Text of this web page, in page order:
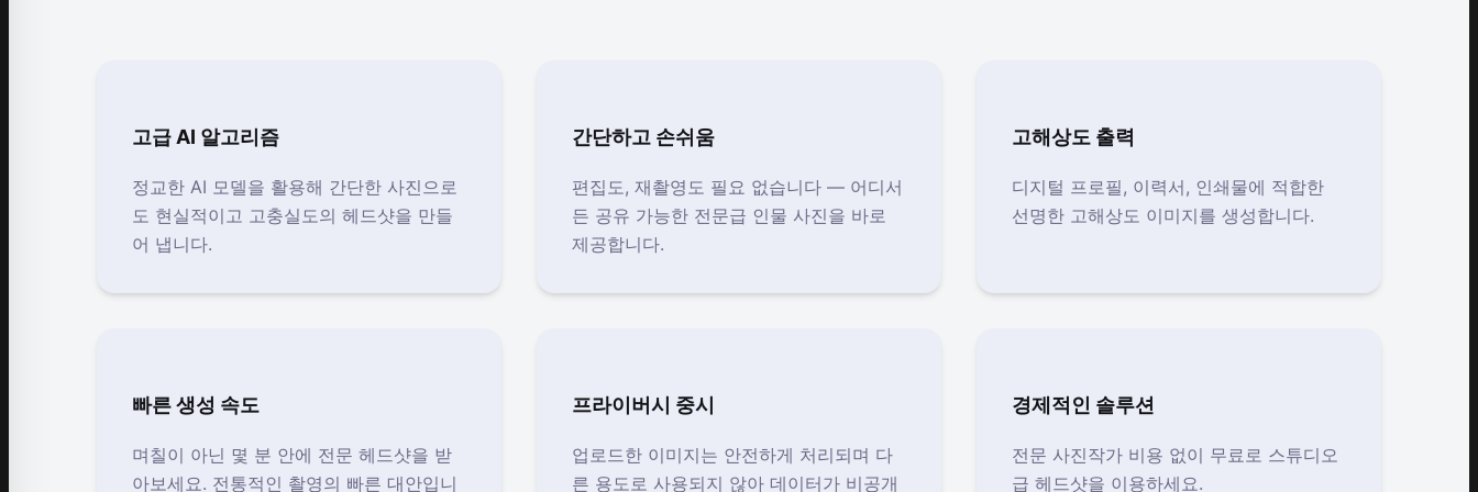
고급 AI 알고리즘
정교한 AI 모델을 활용해 간단한 사진으로
도 현실적이고 고충실도의 헤드샷을 만들
어 냅니다.
간단하고 손쉬움
편집도, 재촬영도 필요 없습니다 — 어디서
든 공유 가능한 전문급 인물 사진을 바로
제공합니다.
고해상도 출력
디지털 프로필, 이력서, 인쇄물에 적합한
선명한 고해상도 이미지를 생성합니다.
빠른 생성 속도
며칠이 아닌 몇 분 안에 전문 헤드샷을 받
아보세요. 전통적인 촬영의 빠른 대안입니
프라이버시 중시
업로드한 이미지는 안전하게 처리되며 다
른 용도로 사용되지 않아 데이터가 비공개
경제적인 솔루션
전문 사진작가 비용 없이 무료로 스튜디오
급 헤드샷을 이용하세요.